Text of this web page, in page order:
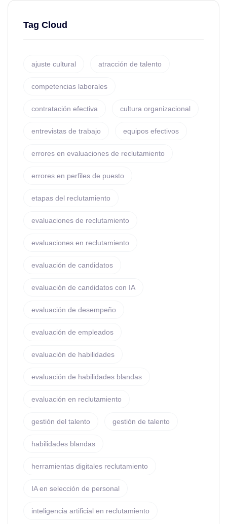
Tag Cloud
ajuste cultural atracción de talento
competencias laborales
contratación efectiva cultura organizacional
entrevistas de trabajo equipos efectivos
errores en evaluaciones de reclutamiento
errores en perfiles de puesto
etapas del reclutamiento
evaluaciones de reclutamiento
evaluaciones en reclutamiento
evaluación de candidatos
evaluación de candidatos con IA
evaluación de desempeño
evaluación de empleados
evaluación de habilidades
evaluación de habilidades blandas
evaluación en reclutamiento
gestión del talento gestión de talento
habilidades blandas
herramientas digitales reclutamiento
IA en selección de personal
inteligencia artificial en reclutamiento